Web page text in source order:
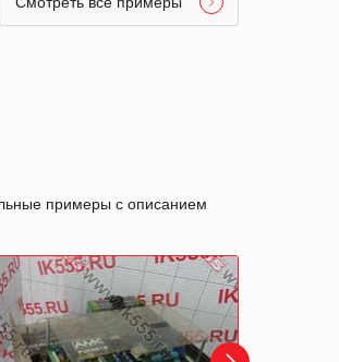
примеры с описанием